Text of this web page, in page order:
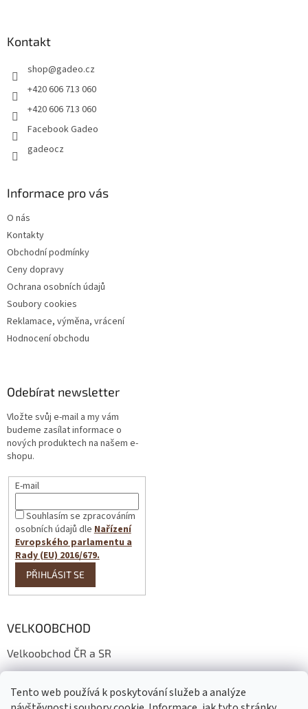
Tento web používá k poskytování služeb a analýze
Kontakt
shop@gadeo.cz
+420 606 713 060
+420 606 713 060
Facebook Gadeo
gadeocz
Informace pro vás
O nás
Kontakty
Obchodní podmínky
Ceny dopravy
Ochrana osobních údajů
Soubory cookies
Reklamace, výměna, vrácení
Hodnocení obchodu
Odebírat newsletter
Vložte svůj e-mail a my vám
budeme zasílat informace o
nových produktech na našem e-
shopu.
E-mail
Souhlasím se zpracováním
osobních údajů dleNařízení
Evropského parlamentu a
Rady (EU) 2016/679.
PŘIHLÁSIT SE
VELKOOBCHOD
Velkoobchod ČR a SR
Großhandelsbedingungen